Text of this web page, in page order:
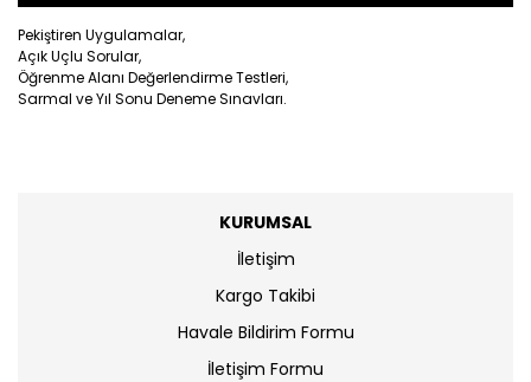
Pekiştiren Uygulamalar,
Açık Uçlu Sorular,
Öğrenme Alanı Değerlendirme Testleri,
Sarmal ve Yıl Sonu Deneme Sınavları.
KURUMSAL
İletişim
Kargo Takibi
Havale Bildirim Formu
İletişim Formu